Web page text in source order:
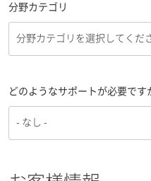
分野カテゴリ
どのようなサポートが必要です